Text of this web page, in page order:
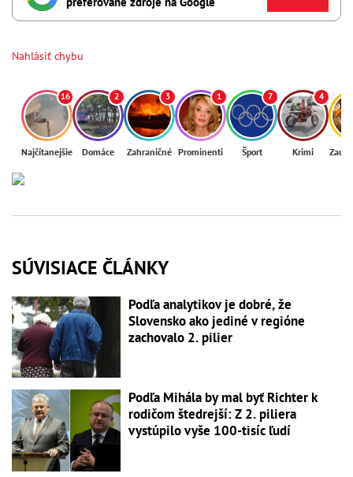
Nahlásiť chybu
16
Najčítanejšie
2
Domáce
3
Zahraničné
1
Prominenti
7
Šport
4
Krimi
SÚVISIACE ČLÁNKY
Podľa analytikov je dobré, že
Slovensko ako jediné v regióne
zachovalo 2. pilier
Podľa Mihála by mal byť Richter k
rodičom štedrejší: Z 2. piliera
vystúpilo vyše 100-tisíc ľudí